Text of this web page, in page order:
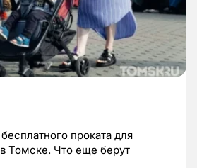
проката для
Томске. Что еще берут